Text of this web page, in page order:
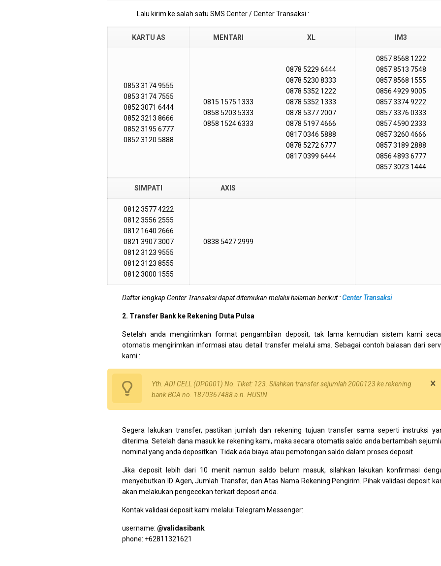
Lalu kirim ke salah satu SMS Center / Center Transaksi :
KARTU AS MENTARI XL IM3
0853 3174 9555
0853 3174 7555
0852 3071 6444
0852 3213 8666
0852 3195 6777
0852 3120 5888
0815 1575 1333
0858 5203 5333
0858 1524 6333
0878 5229 6444
0878 5230 8333
0878 5352 1222
0878 5352 1333
0878 5377 2007
0878 5197 4666
0817 0346 5888
0878 5272 6777
0817 0399 6444
0857 8568 1222
0857 8513 7548
0857 8568 1555
0856 4929 9005
0857 3374 9222
0857 3376 0333
0857 4590 2333
0857 3260 4666
0857 3189 2888
0856 4893 6777
0857 3023 1444
SIMPATI AXIS
0812 3577 4222
0812 3556 2555
0812 1640 2666
0821 3907 3007
0812 3123 9555
0812 3123 8555
0812 3000 1555
0838 5427 2999
Daftar lengkap Center Transaksi dapat ditemukan melalui halaman berikut :Center Transaksi
2. Transfer Bank ke Rekening Duta Pulsa
Setelah anda mengirimkan format pengambilan deposit, tak lama kemudian sistem kami
otomatis mengirimkan informasi atau detail transfer melalui sms. Sebagai contoh balasan dari
kami :
Yth. ADI CELL (DP0001) No. Tiket: 123. Silahkan transfer sejumlah 2000123 ke rekening
bank BCA no. 1870367488 a.n. HUSIN
Segera lakukan transfer, pastikan jumlah dan rekening tujuan transfer sama seperti instruksi
diterima. Setelah dana masuk ke rekening kami, maka secara otomatis saldo anda bertambah
nominal yang anda depositkan. Tidak ada biaya atau pemotongan saldo dalam proses deposit.
Jika deposit lebih dari 10 menit namun saldo belum masuk, silahkan lakukan konfirmasi
menyebutkan ID Agen, Jumlah Transfer, dan Atas Nama Rekening Pengirim. Pihak validasi deposit
akan melakukan pengecekan terkait deposit anda.
Kontak validasi deposit kami melalui Telegram Messenger:
username:@validasibank
phone: +62811321621